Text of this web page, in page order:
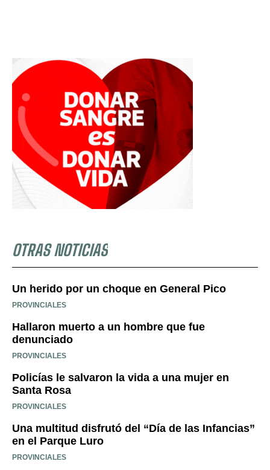
OTRAS NOTICIAS
Un herido por un choque en General Pico
PROVINCIALES
Hallaron muerto a un hombre que fue
denunciado
PROVINCIALES
Policías le salvaron la vida a una mujer en
Santa Rosa
PROVINCIALES
Una multitud disfrutó del “Día de las Infancias”
en el Parque Luro
PROVINCIALES